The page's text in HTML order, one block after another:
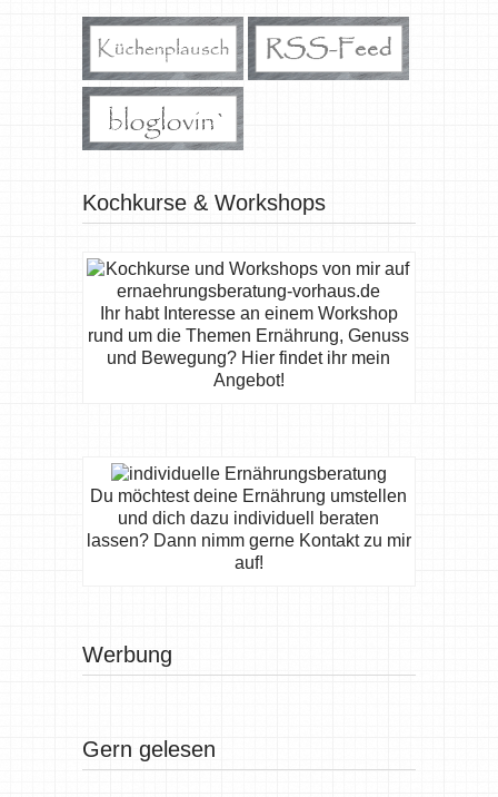
Kochkurse & Workshops
Ihr habt Interesse an einem Workshop
rund um die Themen Ernährung, Genuss
und Bewegung? Hier findet ihr mein
Angebot!
Du möchtest deine Ernährung umstellen
und dich dazu individuell beraten
lassen? Dann nimm gerne Kontakt zu mir
auf!
Werbung
Gern gelesen